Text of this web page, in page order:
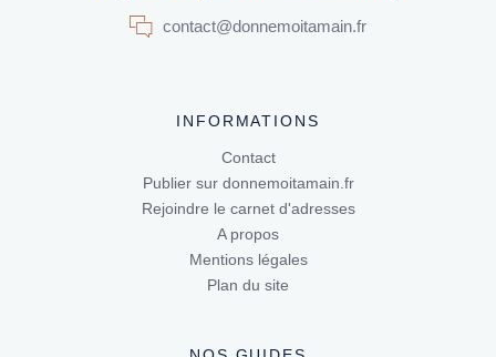
contact@donnemoitamain.fr
INFORMATIONS
Contact
Publier sur donnemoitamain.fr
Rejoindre le carnet d'adresses
A propos
Mentions légales
Plan du site